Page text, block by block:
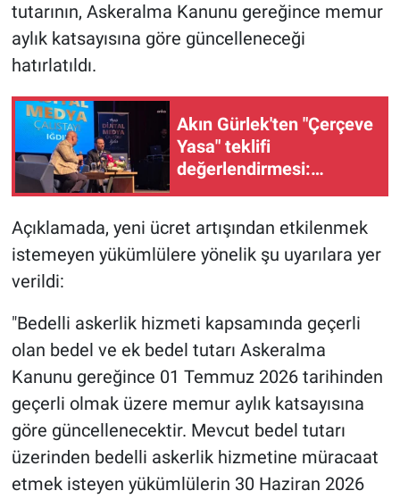
tutarının, Askeralma Kanunu gereğince memur
aylık katsayısına göre güncelleneceği
hatırlatıldı.
Akın Gürlek'ten "Çerçeve
Yasa" teklifi
değerlendirmesi:
“Türkiye pazar günü
uyanacak”
Açıklamada, yeni ücret artışından etkilenmek
istemeyen yükümlülere yönelik şu uyarılara yer
verildi:
"Bedelli askerlik hizmeti kapsamında geçerli
olan bedel ve ek bedel tutarı Askeralma
Kanunu gereğince 01 Temmuz 2026 tarihinden
geçerli olmak üzere memur aylık katsayısına
göre güncellenecektir. Mevcut bedel tutarı
üzerinden bedelli askerlik hizmetine müracaat
etmek isteyen yükümlülerin 30 Haziran 2026